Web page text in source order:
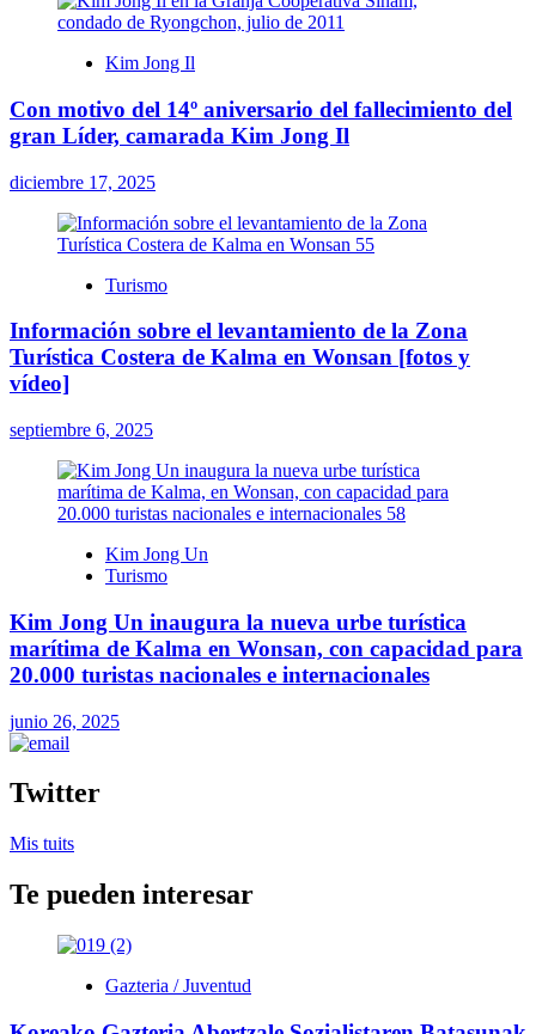
Kim Jong Il
Con motivo del 14º aniversario del fallecimiento del
gran Líder, camarada Kim Jong Il
diciembre 17, 2025
Turismo
Información sobre el levantamiento de la Zona
Turística Costera de Kalma en Wonsan [fotos y
vídeo]
septiembre 6, 2025
Kim Jong Un
Turismo
Kim Jong Un inaugura la nueva urbe turística
marítima de Kalma en Wonsan, con capacidad para
20.000 turistas nacionales e internacionales
junio 26, 2025
Twitter
Mis tuits
Te pueden interesar
Gazteria / Juventud